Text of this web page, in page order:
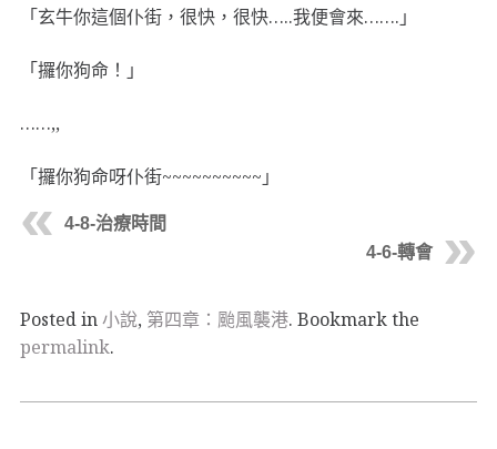
「玄牛你這個仆街，很快，很快…..我便會來…….」
「攞你狗命！」
……,,
「攞你狗命呀仆街~~~~~~~~~~」
4-8-治療時間
4-6-轉會
Posted in小說, 第四章：颱風襲港. Bookmark the
permalink.